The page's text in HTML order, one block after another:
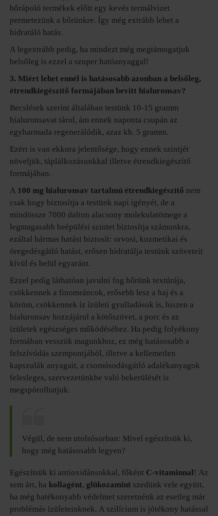
bőrápoló termékek előtt egy kevés termálvizet
permetezünk a bőrünkre. Így még extrább lehet a
hidratáló hatás.
A legextrább pedig, ha mindezt még megtámogatjuk
belsőleg is ezzel a szuper hatóanyaggal!
3. Miért lehet ennél is hatásosabb azonban a belsőleg,
étrendkiegészítő formájában bevitt hialuronsav?
Becslések szerint általában testünk 10-15 gramm
hialuronsavat tárol, ám ennek naponta csupán az
egyharmada regenerálódik, azaz kb. 5 gramm.
Ezért is van ekkora jelentősége, hogy ennek szintjét
növeljük, táplálkozásunkkal illetve étrendkiegészítő
formájában.
A 100 mg hialuronsav tartalmú étrendkiegészítő nem
csak hogy biztosítja a testünk napi igényét, de a
mindössze 7000 dalton alacsony molekulatömege a
legmagasabb beépülési szintet biztosítja számunkra,
ezáltal hármas hatást biztosít: orvosi, kozmetikai és
öregedésgátló hatást, erősen hidratálja testünk szöveteit
kívül és belül egyaránt.
Ezzel pedig láthatóan javulni fog bőrünk textúrája,
csökkennek a finomráncok, erősebb lesz a haj és a
köröm, csökkennek íz ízületi gyulladások is, hiszen a
hialuronsav hozzájárul a kötőszövet, a porc és az
ízületek egészséges működéséhez. Ha pedig folyékony
formában vesszük magunkhoz, ez még hatásosabb a
felszívódás szempontjából, illetve a kellemetlen
kapszulák anyagait, a csomósodásgátló adalékanyagok
felesleges, szervezetünkbe való bekerülését is
megspórolhatjuk.
Végül, de nem utolsósorban: Mivel egészítsük ki,
hogy még hatásosabb legyen?
Egészítsük ki antioxidánsokkal, főként C-vitaminnal ! Az
sem árt, ha kollagént, glükozamint szedünk vele együtt,
ha még hatékonyabb védelmet szeretnénk az esetleg már
problémás ízületeinknek. A szilícium is jótékony hatással